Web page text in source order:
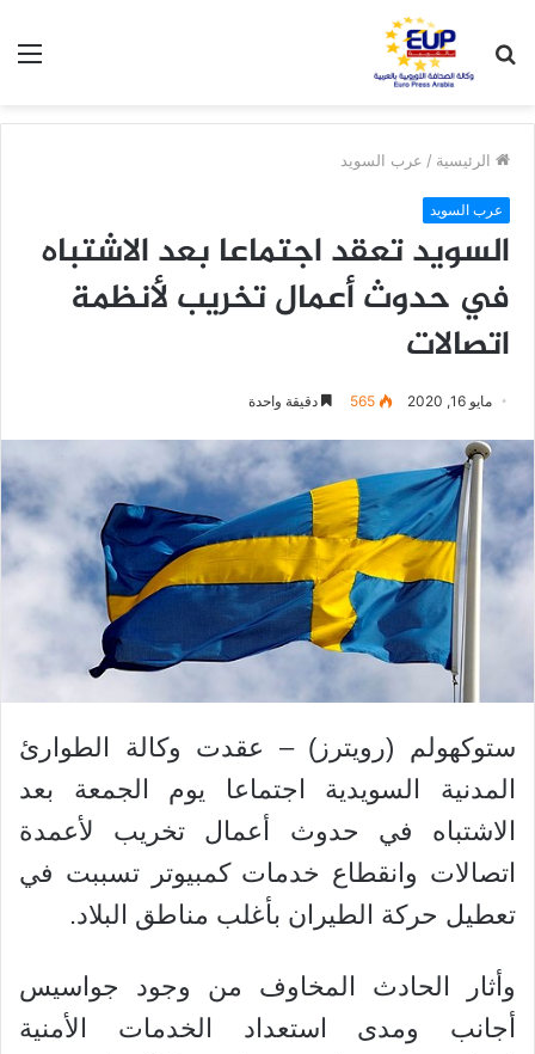
عن
الرئيسية / عرب السويد
عرب السويد
السويد تعقد اجتماعا بعد الاشتباه
في حدوث أعمال تخريب لأنظمة
اتصالات
مايو 16, 2020 565 دقيقة واحدة
ستوكهولم (رويترز) – عقدت وكالة الطوارئ
المدنية السويدية اجتماعا يوم الجمعة بعد
الاشتباه في حدوث أعمال تخريب لأعمدة
اتصالات وانقطاع خدمات كمبيوتر تسببت في
تعطيل حركة الطيران بأغلب مناطق البلاد.
وأثار الحادث المخاوف من وجود جواسيس
أجانب ومدى استعداد الخدمات الأمنية